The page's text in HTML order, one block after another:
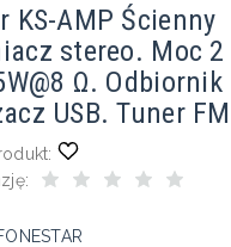
KS-AMP Ścienny
stereo. Moc 2
Ω.
USB. Tuner FM